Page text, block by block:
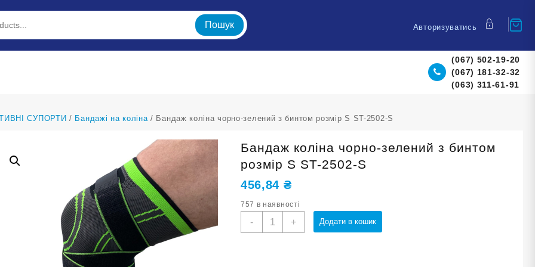
Пошук Авторизуватись
(067) 502-19-20
(067) 181-32-32
(063) 311-61-91
СУПОРТИ / Бандажі на коліна / Бандаж коліна чорно-зелений з бинтом розмір S ST-2502-S
Бандаж коліна чорно-зелений з бинтом
розмір S ST-2502-S
456,84 ₴
757 в наявності
-
Бандаж + Додати в кошик